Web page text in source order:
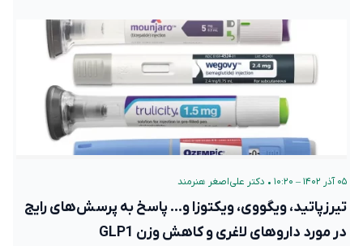
۰۵ آذر ۱۴۰۲ – ۱۰:۲۰ • دکتر علی‌اصغر هنرمند
تیرزپاتید، ویگووی، ویکتوزا و… پاسخ به پرسش‌های رایج
در مورد داروهای لاغری و کاهش وزن GLP1